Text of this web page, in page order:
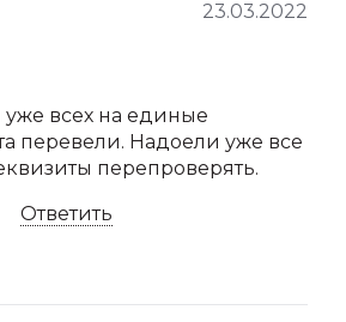
23.03.2022
всех на единые
перевели. Надоели уже все
перепроверять.
Ответить